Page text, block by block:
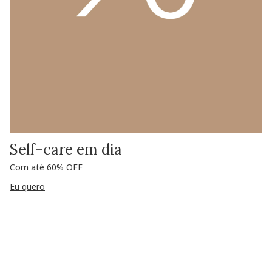
Self-care em dia
Com até 60% OFF
Eu quero